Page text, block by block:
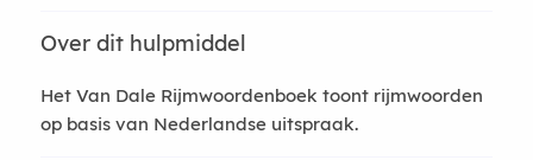
Over dit hulpmiddel
Het Van Dale Rijmwoordenboek toont rijmwoorden
op basis van Nederlandse uitspraak.